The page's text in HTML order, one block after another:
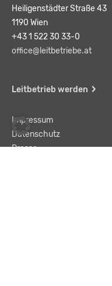
Heiligenstädter Straße 43
1190 Wien
+43 1 522 30 33-0
office@leitbetriebe.at
Leitbetrieb werden
Impressum
Datenschutz
Presse